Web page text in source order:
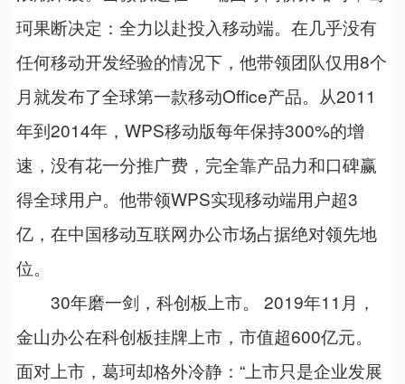
珂果断决定：全力以赴投入移动端。在几乎没有
任何移动开发经验的情况下，他带领团队仅用8个
月就发布了全球第一款移动Office产品。从2011
年到2014年，WPS移动版每年保持300%的增
速，没有花一分推广费，完全靠产品力和口碑赢
得全球用户。他带领WPS实现移动端用户超3
亿，在中国移动互联网办公市场占据绝对领先地
位。
30年磨一剑，科创板上市。 2019年11月，
金山办公在科创板挂牌上市，市值超600亿元。
面对上市，葛珂却格外冷静：“上市只是企业发展